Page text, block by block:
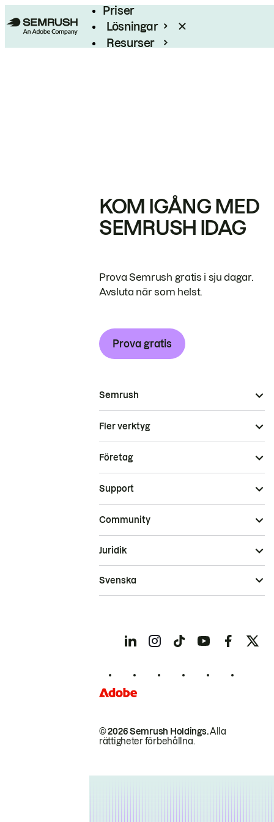
Priser
Lösningar
Resurser
KOM IGÅNG MED
SEMRUSH IDAG
Prova Semrush gratis i sju dagar.
Avsluta när som helst.
Prova gratis
Semrush
Fler verktyg
Företag
Support
Community
© 2026 Semrush Holdings.Alla
rättigheter förbehållna.
Juridik
Svenska